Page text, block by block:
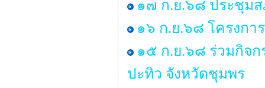
๑๗ ก.ย.๖๘ ประชุม
๑๖ ก.ย.๖๘ โครงกา
๑๕ ก.ย.๖๘ ร่วมกิจ
ปะทิว จังหวัดชุมพร